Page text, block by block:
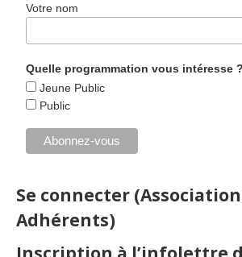
Votre nom
Quelle programmation vous intéresse ?
Jeune Public
Public
Se connecter
Adhérents)